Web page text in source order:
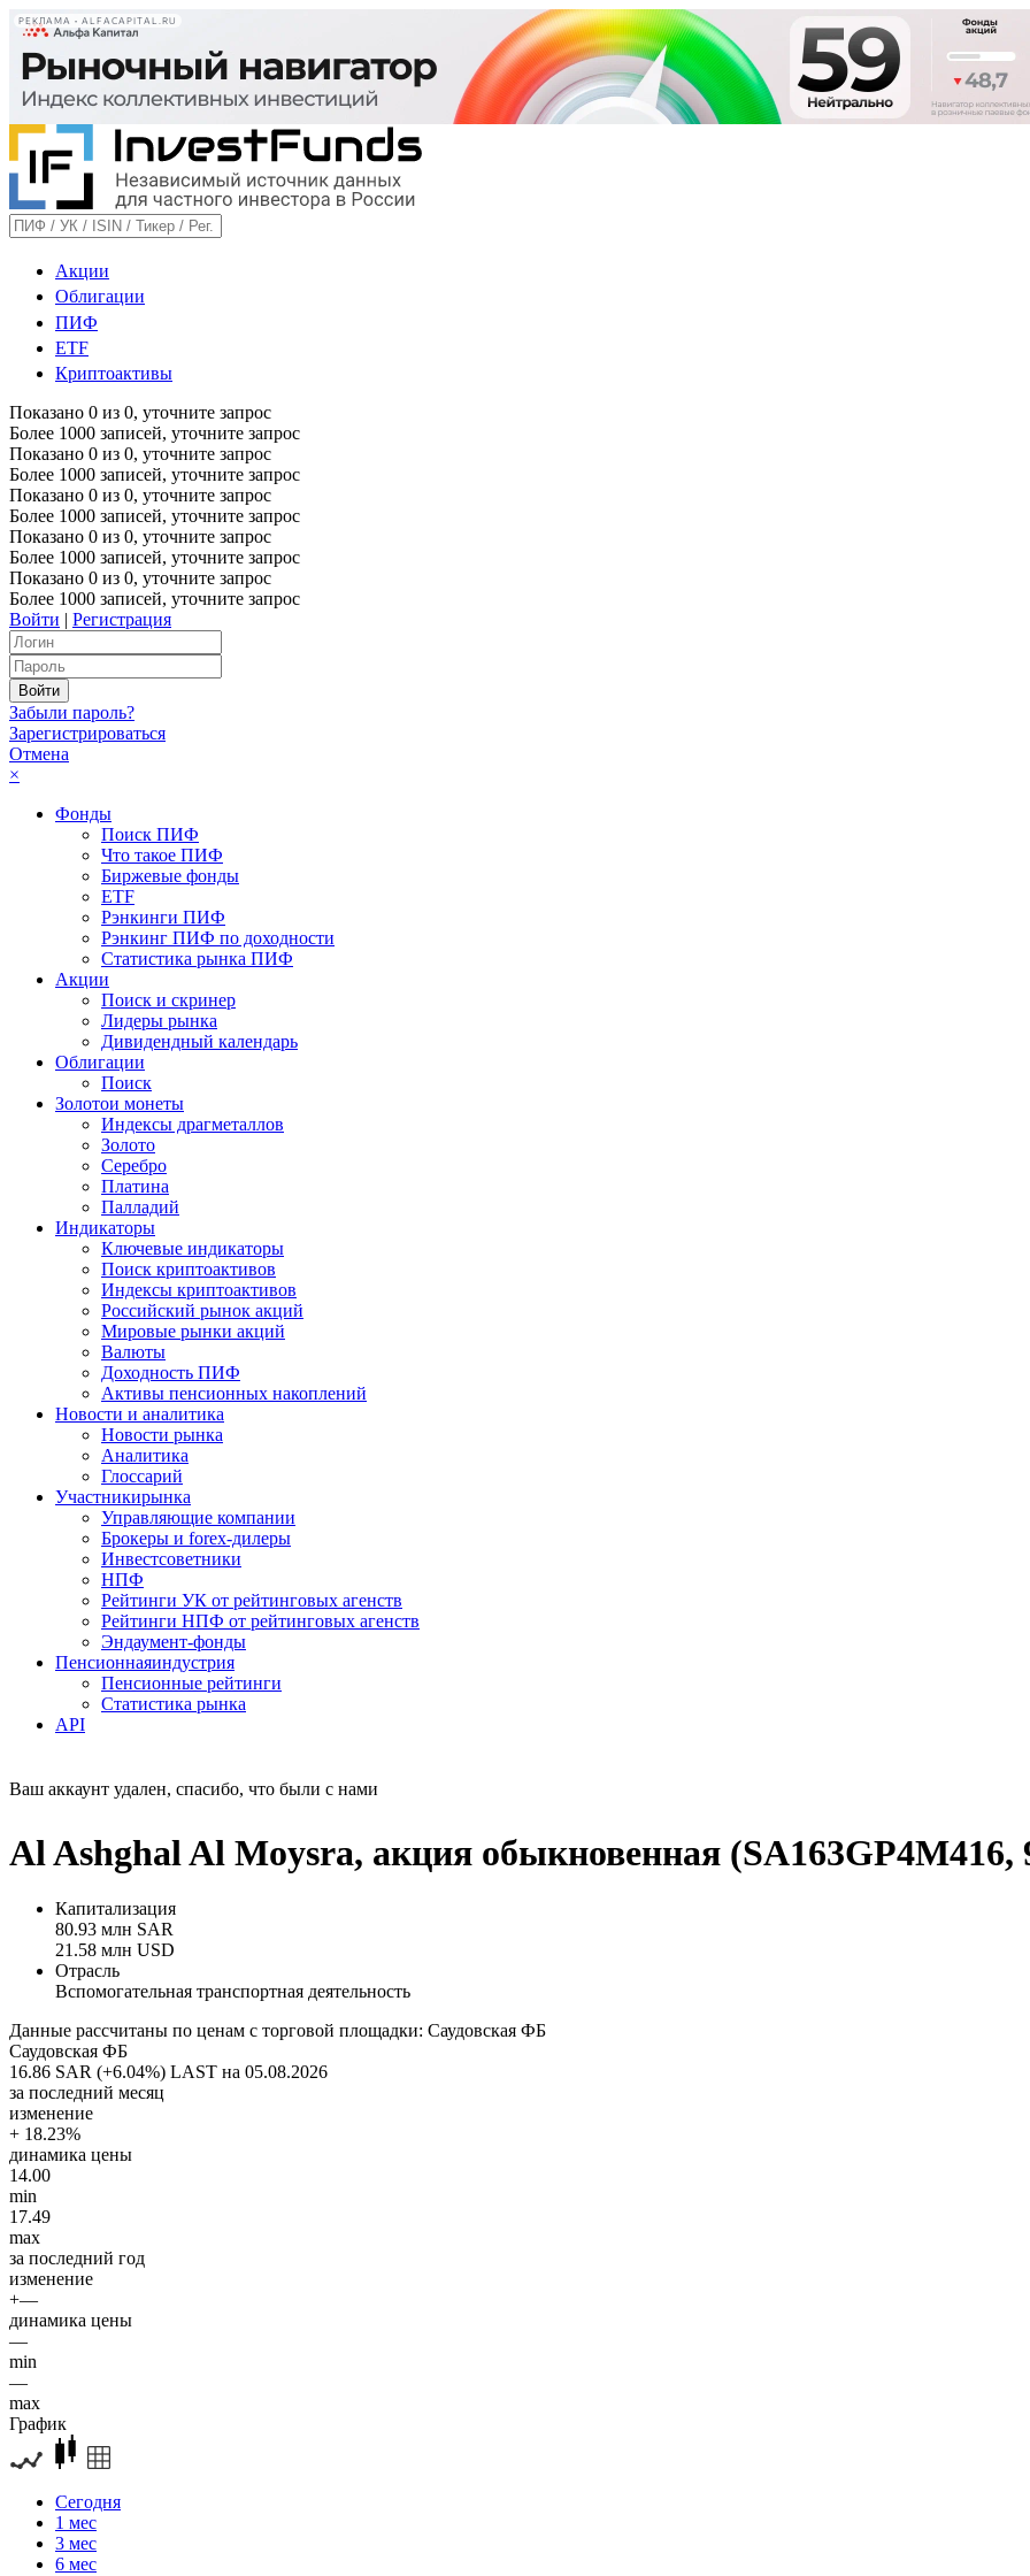
РЕКЛАМА • ALFACAPITAL.RU
Акции
Облигации
ПИФ
ETF
Криптоактивы
Показано 0 из 0, уточните запрос
Более 1000 записей, уточните запрос
Показано 0 из 0, уточните запрос
Более 1000 записей, уточните запрос
Показано 0 из 0, уточните запрос
Более 1000 записей, уточните запрос
Показано 0 из 0, уточните запрос
Более 1000 записей, уточните запрос
Показано 0 из 0, уточните запрос
Более 1000 записей, уточните запрос
Войти | Регистрация
Забыли пароль?
Зарегистрироваться
Отмена
×
Фонды
Поиск ПИФ
Что такое ПИФ
Биржевые фонды
ETF
Рэнкинги ПИФ
Рэнкинг ПИФ по доходности
Статистика рынка ПИФ
Акции
Поиск и скринер
Лидеры рынка
Дивидендный календарь
Облигации
Поиск
Золотои монеты
Индексы драгметаллов
Золото
Серебро
Платина
Палладий
Индикаторы
Ключевые индикаторы
Поиск криптоактивов
Индексы криптоактивов
Российский рынок акций
Мировые рынки акций
Валюты
Доходность ПИФ
Активы пенсионных накоплений
Новости и аналитика
Новости рынка
Аналитика
Глоссарий
Участникирынка
Управляющие компании
Брокеры и forex-дилеры
Инвестсоветники
НПФ
Рейтинги УК от рейтинговых агенств
Рейтинги НПФ от рейтинговых агенств
Эндаумент-фонды
Пенсионнаяиндустрия
Пенсионные рейтинги
Статистика рынка
API
Ваш аккаунт удален, спасибо, что были с нами
Al Ashghal Al Moysra, акция обыкновенная (SA163GP4M416,
Капитализация
80.93 млн SAR
21.58 млн USD
Отрасль
Вспомогательная транспортная деятельность
Данные рассчитаны по ценам с торговой площадки: Саудовская ФБ
Саудовская ФБ
16.86 SAR (+6.04%) LAST на 05.08.2026
за последний месяц
изменение
+ 18.23%
динамика цены
14.00
min
17.49
max
за последний год
изменение
+—
динамика цены
—
min
—
max
График
Сегодня
1 мес
3 мес
6 мес